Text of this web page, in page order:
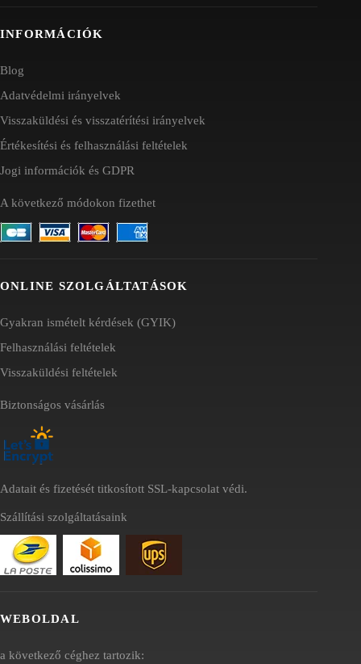
INFORMÁCIÓK
Blog
Adatvédelmi irányelvek
Visszaküldési és visszatérítési irányelvek
Értékesítési és felhasználási feltételek
Jogi információk és GDPR
A következő módokon fizethet
ONLINE SZOLGÁLTATÁSOK
Gyakran ismételt kérdések (GYIK)
Felhasználási feltételek
Visszaküldési feltételek
Biztonságos vásárlás
Adatait és fizetését titkosított SSL-kapcsolat védi.
Szállítási szolgáltatásaink
WEBOLDAL
a következő céghez tartozik: